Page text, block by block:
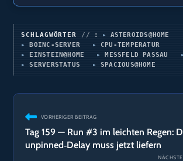
SCHLAGWÖRTER :
ASTEROIDS@HOME
BOINC-SERVER
CPU-TEMPERATUR
EINSTEIN@HOME
MESSFELD PASSAU
SERVERSTATUS
SPACIOUS@HOME
Weitere
Artikel
ansehen
VORHERIGER BEITRAG
Tag 159 — Run #3 im leichten Regen:
unpinned‑Delay muss jetzt liefern